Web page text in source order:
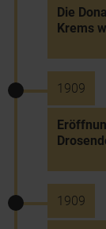
Die
Krems
1909
1909